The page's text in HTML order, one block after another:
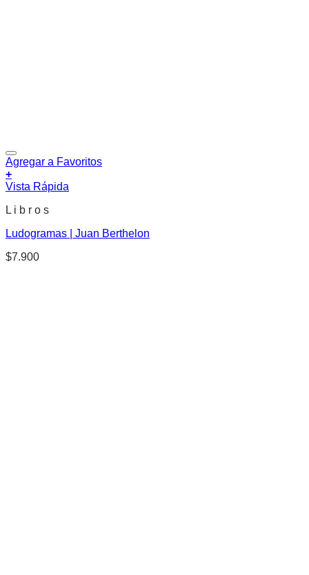
Agregar a Favoritos
+
Vista Rápida
L i b r o s
Ludogramas | Juan Berthelon
$7.900